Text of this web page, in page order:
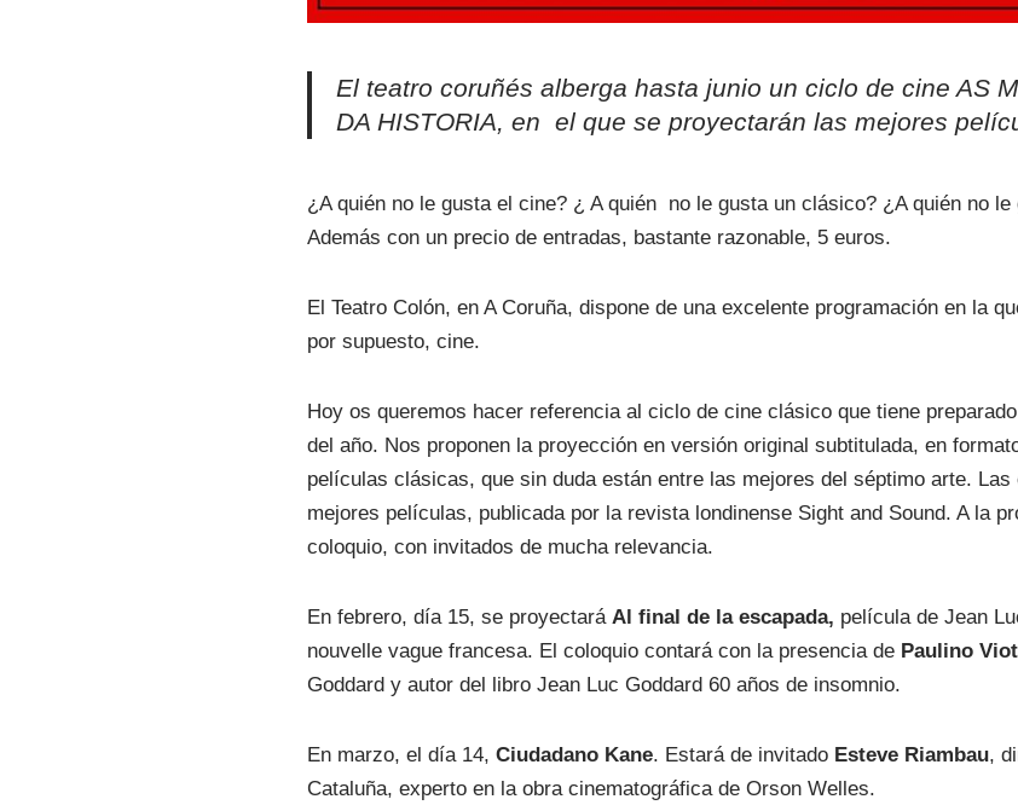
El teatro coruñés alberga hasta junio un ciclo de cine AS
DA HISTORIA, en el que se proyectarán las mejores
¿A quién no le gusta el cine? ¿ A quién no le gusta un clásico? ¿A quién no le
Además con un precio de entradas, bastante razonable, 5 euros.
El Teatro Colón, en A Coruña, dispone de una excelente programación en la
por supuesto, cine.
Hoy os queremos hacer referencia al ciclo de cine clásico que tiene
del año. Nos proponen la proyección en versión original subtitulada, en
películas clásicas, que sin duda están entre las mejores del séptimo arte.
mejores películas, publicada por la revista londinense Sight and Sound. A la
coloquio, con invitados de mucha relevancia.
En febrero, día 15, se proyectaráAl final de la escapada, película de Jean
nouvelle vague francesa. El coloquio contará con la presencia de Paulino
Goddard y autor del libro Jean Luc Goddard 60 años de insomnio.
En marzo, el día 14,Ciudadano Kane. Estará de invitado Esteve Riambau,
Cataluña, experto en la obra cinematográfica de Orson Welles.